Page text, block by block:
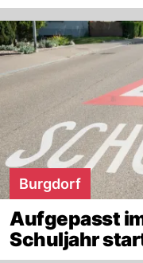
Burgdorf
Aufgepasst
Schuljahr